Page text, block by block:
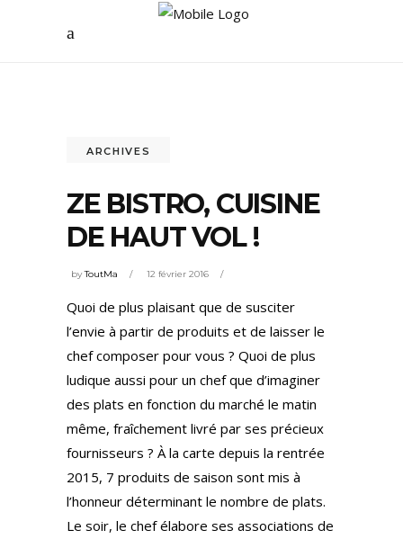
ARCHIVES
ZE BISTRO, CUISINE
DE HAUT VOL !
byToutMa 12 février 2016
Quoi de plus plaisant que de susciter
l’envie à partir de produits et de laisser le
chef composer pour vous ? Quoi de plus
ludique aussi pour un chef que d’imaginer
des plats en fonction du marché le matin
même, fraîchement livré par ses précieux
fournisseurs ? À la carte depuis la rentrée
2015, 7 produits de saison sont mis à
l’honneur déterminant le nombre de plats.
Le soir, le chef élabore ses associations de